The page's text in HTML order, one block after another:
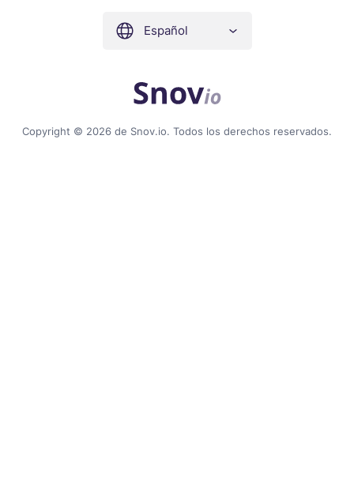
Copyright © 2026 de Snov.io. Todos los derechos reservados.
Español